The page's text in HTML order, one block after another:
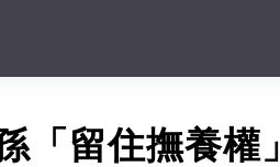
「留住撫養權」